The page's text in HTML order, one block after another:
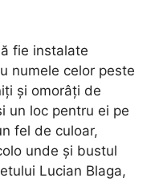
fie instalate
numele celor peste
și omorâți de
un loc pentru ei pe
fel de culoar,
unde și bustul
Lucian Blaga,